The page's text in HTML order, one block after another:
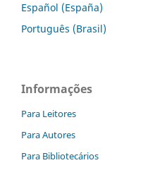
Español (España)
Português (Brasil)
Informações
Para Leitores
Para Autores
Para Bibliotecários